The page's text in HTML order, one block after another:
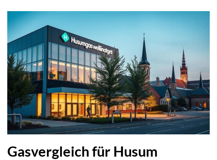
Gasvergleich für Husum